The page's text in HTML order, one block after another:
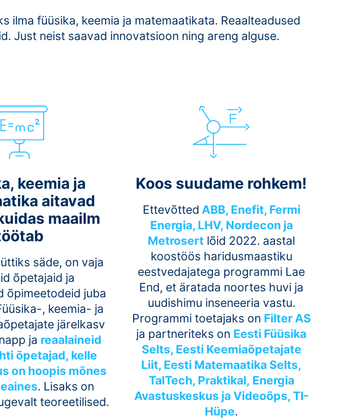
ilma füüsika, keemia ja matemaatikata. Reaalteadused
Just neist saavad innovatsioon ning areng alguse.
keemia ja
aitavad
maailm
säde, on vaja
õpetajaid ja
õpimeetodeid juba
, keemia- ja
järelkasv
ja reaalaineid
õpetajad, kelle
on hoopis mõnes
. Lisaks on
teoreetilised.
Koos suudame rohkem!
Ettevõtted ABB, Enefit, Fermi
Energia, LHV, Nordecon ja
Metrosert lõid 2022. aastal
koostöös haridusmaastiku
eestvedajatega programmi Lae
End, et äratada noortes huvi ja
uudishimu inseneeria vastu.
Programmi toetajaks on Filter AS
ja partneriteks on Eesti Füüsika
Selts, Eesti Keemiaõpetajate
Liit, Eesti Matemaatika Selts,
TalTech, Praktikal, Energia
Avastuskeskus ja Videoõps, TI-
Hüpe.